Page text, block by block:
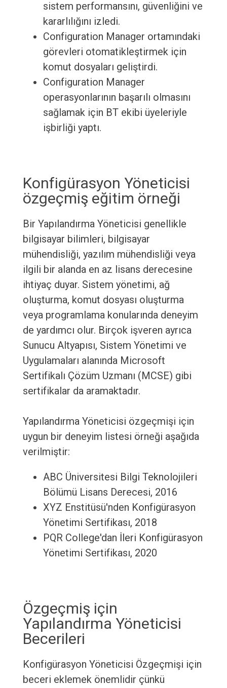
sistem performansını, güvenliğini ve
kararlılığını izledi.
Configuration Manager ortamındaki
görevleri otomatikleştirmek için
komut dosyaları geliştirdi.
Configuration Manager
operasyonlarının başarılı olmasını
sağlamak için BT ekibi üyeleriyle
işbirliği yaptı.
Konfigürasyon Yöneticisi
özgeçmiş eğitim örneği
Bir Yapılandırma Yöneticisi genellikle
bilgisayar bilimleri, bilgisayar
mühendisliği, yazılım mühendisliği veya
ilgili bir alanda en az lisans derecesine
ihtiyaç duyar. Sistem yönetimi, ağ
oluşturma, komut dosyası oluşturma
veya programlama konularında deneyim
de yardımcı olur. Birçok işveren ayrıca
Sunucu Altyapısı, Sistem Yönetimi ve
Uygulamaları alanında Microsoft
Sertifikalı Çözüm Uzmanı (MCSE) gibi
sertifikalar da aramaktadır.
Yapılandırma Yöneticisi özgeçmişi için
uygun bir deneyim listesi örneği aşağıda
verilmiştir:
ABC Üniversitesi Bilgi Teknolojileri
Bölümü Lisans Derecesi, 2016
XYZ Enstitüsü'nden Konfigürasyon
Yönetimi Sertifikası, 2018
PQR College'dan İleri Konfigürasyon
Yönetimi Sertifikası, 2020
Özgeçmiş için
Yapılandırma Yöneticisi
Becerileri
Konfigürasyon Yöneticisi Özgeçmişi için
beceri eklemek önemlidir çünkü